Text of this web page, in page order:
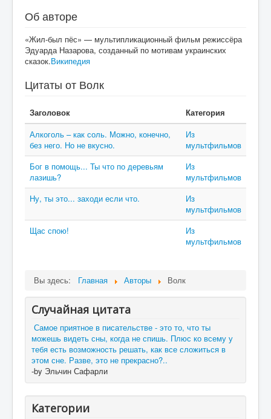
Об авторе
«Жил-был пёс» — мультипликационный фильм режиссёра
Эдуарда Назарова, созданный по мотивам украинских
сказок.Википедия
Цитаты от Волк
Заголовок
Категория
Алкоголь – как соль. Можно, конечно,
без него. Но не вкусно.
Из
мультфильмов
Бог в помощь... Ты что по деревьям
лазишь?
Из
мультфильмов
Ну, ты это... заходи если что.
Из
мультфильмов
Щас спою!
Из
мультфильмов
Вы здесь: Главная Авторы Волк
Случайная цитата
Самое приятное в писательстве - это то, что ты
можешь видеть сны, когда не спишь. Плюс ко всему у
тебя есть возможность решать, как все сложиться в
этом сне. Разве, это не прекрасно?..
-by Эльчин Сафарли
Категории